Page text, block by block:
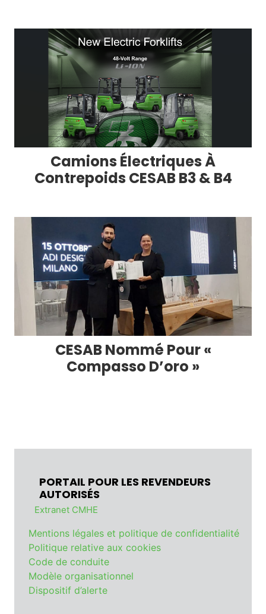
Camions Électriques À
Contrepoids CESAB B3 & B4
CESAB Nommé Pour «
Compasso D’oro »
PORTAIL POUR LES REVENDEURS
AUTORISÉS
Extranet CMHE
Mentions légales et politique de confidentialité
Politique relative aux cookies
Code de conduite
Modèle organisationnel
Dispositif d’alerte